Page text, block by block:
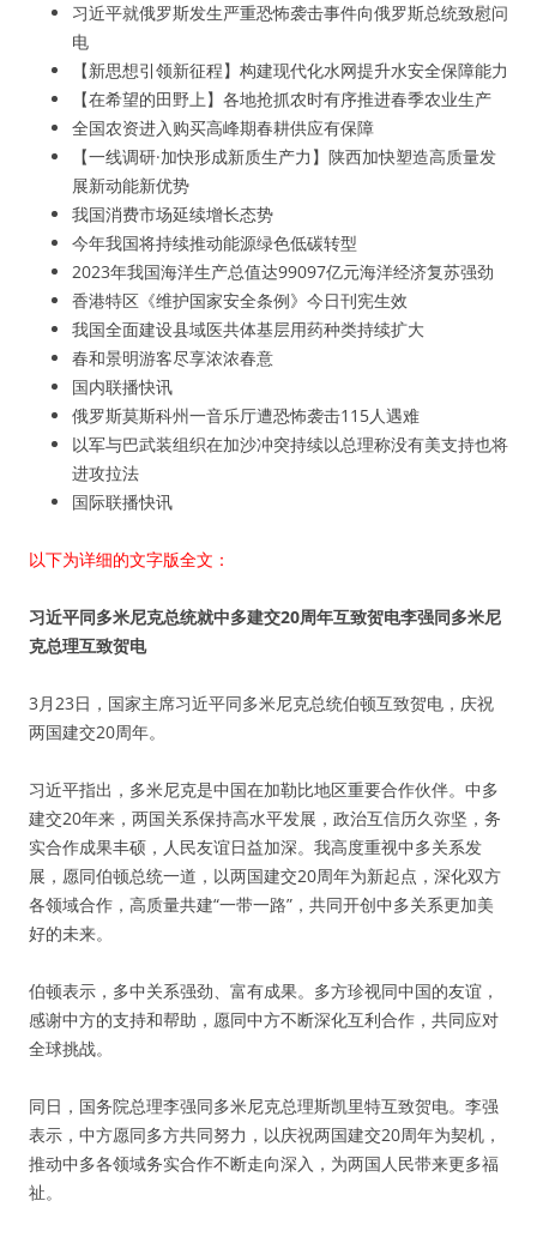
习近平就俄罗斯发生严重恐怖袭击事件向俄罗斯总统致慰问
电
【新思想引领新征程】构建现代化水网提升水安全保障能力
【在希望的田野上】各地抢抓农时有序推进春季农业生产
全国农资进入购买高峰期春耕供应有保障
【一线调研·加快形成新质生产力】陕西加快塑造高质量发
展新动能新优势
我国消费市场延续增长态势
今年我国将持续推动能源绿色低碳转型
2023年我国海洋生产总值达99097亿元海洋经济复苏强劲
香港特区《维护国家安全条例》今日刊宪生效
我国全面建设县域医共体基层用药种类持续扩大
春和景明游客尽享浓浓春意
国内联播快讯
俄罗斯莫斯科州一音乐厅遭恐怖袭击115人遇难
以军与巴武装组织在加沙冲突持续以总理称没有美支持也将
进攻拉法
国际联播快讯
以下为详细的文字版全文：
习近平同多米尼克总统就中多建交20周年互致贺电李强同多米尼
克总理互致贺电
3月23日，国家主席习近平同多米尼克总统伯顿互致贺电，庆祝
两国建交20周年。
习近平指出，多米尼克是中国在加勒比地区重要合作伙伴。中多
建交20年来，两国关系保持高水平发展，政治互信历久弥坚，务
实合作成果丰硕，人民友谊日益加深。我高度重视中多关系发
展，愿同伯顿总统一道，以两国建交20周年为新起点，深化双方
各领域合作，高质量共建“一带一路”，共同开创中多关系更加美
好的未来。
伯顿表示，多中关系强劲、富有成果。多方珍视同中国的友谊，
感谢中方的支持和帮助，愿同中方不断深化互利合作，共同应对
全球挑战。
同日，国务院总理李强同多米尼克总理斯凯里特互致贺电。李强
表示，中方愿同多方共同努力，以庆祝两国建交20周年为契机，
推动中多各领域务实合作不断走向深入，为两国人民带来更多福
祉。